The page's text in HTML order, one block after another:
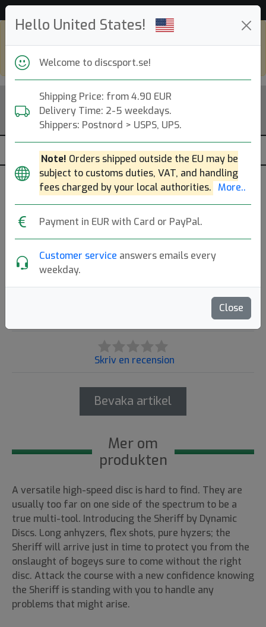
Hello United States!
Welcome to discsport.se!
Shipping Price: from 4.90 EUR
Delivery Time: 2-5 weekdays.
Shippers: Postnord > USPS, UPS.
Note! Orders shipped outside the EU may be
subject to customs duties, VAT, and handling
fees charged by your local authorities. More..
Payment in EUR with Card or PayPal.
Customer service answers emails every
weekday.
Close
go todiscsport.com
Sheriff Lucid Junior
Dynamic Discs|Minidiscar
Skriv en recension
Bevaka artikel
Mer om
produkten
A versatile high-speed disc is hard to find. They are
usually too far on one side of the spectrum to be a
true multi-tool. Introducing the Sheriff by Dynamic
Discs. Long anhyzers, flex shots, pure hyzers; the
Sheriff will arrive just in time to protect you from the
onslaught of bogeys sure to come without the right
disc. Attack the course with a new confidence knowing
the Sheriff is standing with you to handle any
problems that might arise.